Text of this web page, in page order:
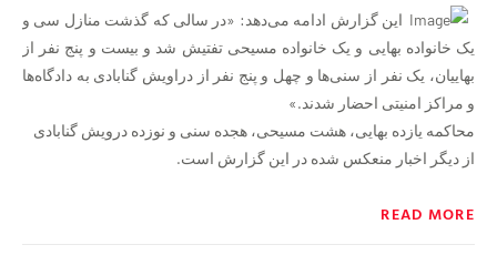
این گزارش ادامه می‌دهد: «در سالی که گذشت منازل سی و
یک خانواده بهایی و یک خانواده مسیحی تفتیش شد و بیست و پنج نفر از
بهاییان، یک نفر از سنی‌ها و چهل و پنج نفر از دراویش گنابادی به دادگاه‌ها
و مراکز امنیتی احضار شدند.»
محاکمه یازده بهایی، هشت مسیحی، هجده سنی و نوزده درویش گنابادی
از دیگر اخبار منعکس شده در این گزارش است.
READ MORE